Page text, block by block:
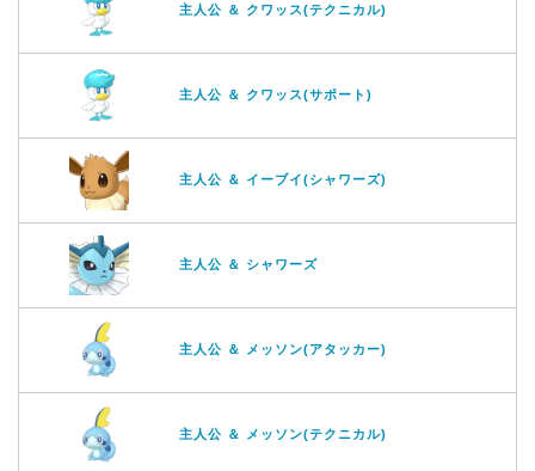
主人公 ＆ クワッス(テクニカル)
主人公 ＆ クワッス(サポート)
主人公 ＆ イーブイ(シャワーズ)
主人公 ＆ シャワーズ
主人公 ＆ メッソン(アタッカー)
主人公 ＆ メッソン(テクニカル)